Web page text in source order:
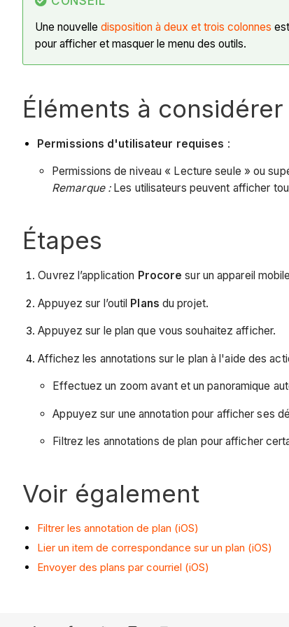
Une nouvelle disposition à deux et trois colonnes
pour afficher et masquer le menu des outils.
Éléments à considérer
Permissions d'utilisateur requises :
Permissions de niveau « Lecture seule » ou
Remarque :Les utilisateurs peuvent afficher
Étapes
Ouvrez l’application Procore sur un appareil
Appuyez sur l’outil Plans du projet.
Appuyez sur le plan que vous souhaitez afficher.
Affichez les annotations sur le plan à l'aide des
Effectuez un zoom avant et un panoramique
Appuyez sur une annotation pour afficher ses
Filtrez les annotations de plan pour afficher
Voir également
Filtrer les annotation de plan (iOS)
Lier un item de correspondance sur un plan (iOS)
Envoyer des plans par courriel (iOS)